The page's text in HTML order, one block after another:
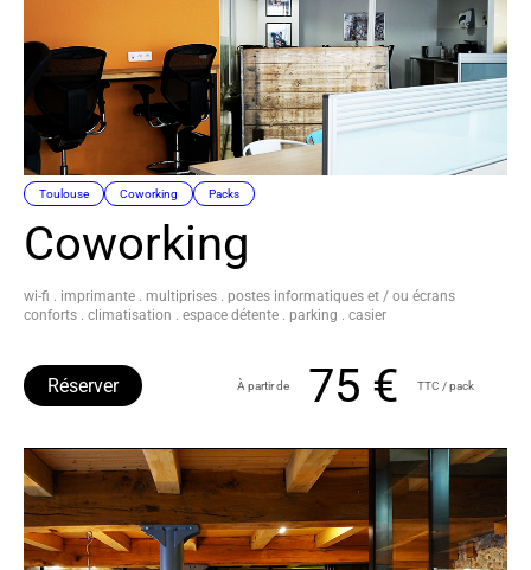
Toulouse Coworking Packs
Coworking
wi-fi . imprimante . multiprises . postes informatiques et / ou écrans
conforts . climatisation . espace détente . parking . casier
À partir de 75 € TTC / pack
Réserver